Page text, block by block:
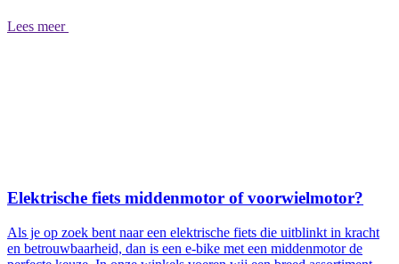
Lees meer
Elektrische fiets middenmotor of voorwielmotor?
Als je op zoek bent naar een elektrische fiets die uitblinkt in kracht
en betrouwbaarheid, dan is een e-bike met een middenmotor de